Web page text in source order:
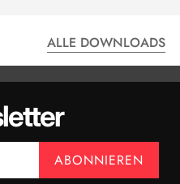
47,6° x 36,1°
2,93 mrad
ALLE DOWNLOADS
- P201
ABONNIEREN